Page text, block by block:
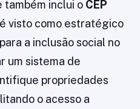
também inclui o CEP
visto como estratégico
a inclusão social no
um sistema de
propriedades
o acesso a